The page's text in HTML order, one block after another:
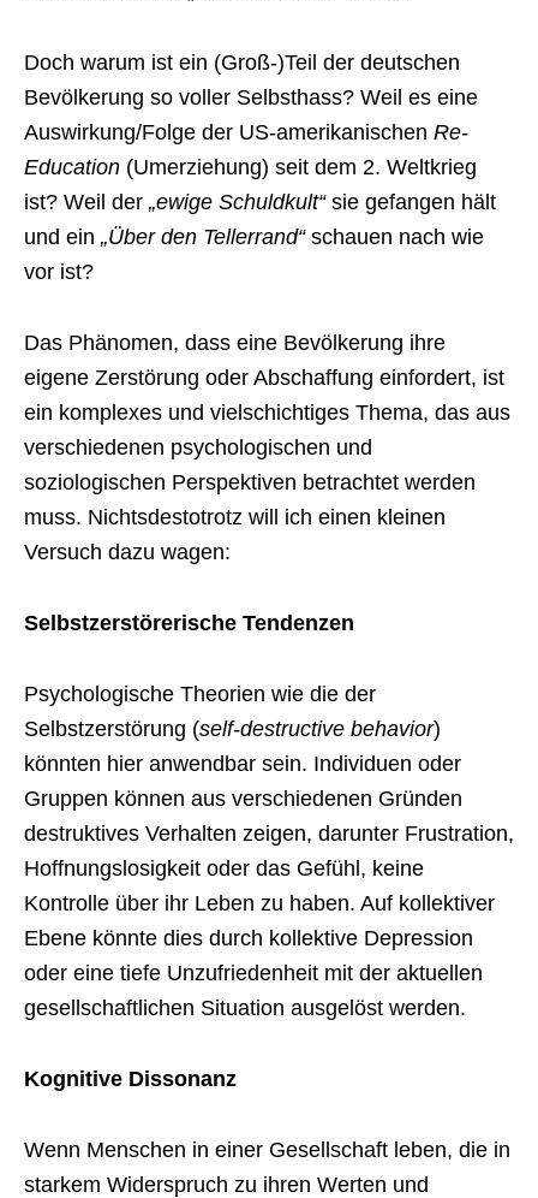
Doch warum ist ein (Groß-)Teil der deutschen
Bevölkerung so voller Selbsthass? Weil es eine
Auswirkung/Folge der US-amerikanischen Re-
Education (Umerziehung) seit dem 2. Weltkrieg
ist? Weil der „ewige Schuldkult“sie gefangen hält
und ein „Über den Tellerrand“schauen nach wie
vor ist?
Das Phänomen, dass eine Bevölkerung ihre
eigene Zerstörung oder Abschaffung einfordert, ist
ein komplexes und vielschichtiges Thema, das aus
verschiedenen psychologischen und
soziologischen Perspektiven betrachtet werden
muss. Nichtsdestotrotz will ich einen kleinen
Versuch dazu wagen:
Selbstzerstörerische Tendenzen
Psychologische Theorien wie die der
Selbstzerstörung (self-destructive behavior)
könnten hier anwendbar sein. Individuen oder
Gruppen können aus verschiedenen Gründen
destruktives Verhalten zeigen, darunter Frustration,
Hoffnungslosigkeit oder das Gefühl, keine
Kontrolle über ihr Leben zu haben. Auf kollektiver
Ebene könnte dies durch kollektive Depression
oder eine tiefe Unzufriedenheit mit der aktuellen
gesellschaftlichen Situation ausgelöst werden.
Kognitive Dissonanz
Wenn Menschen in einer Gesellschaft leben, die in
starkem Widerspruch zu ihren Werten und